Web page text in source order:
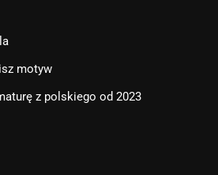
motyw
z polskiego od 2023